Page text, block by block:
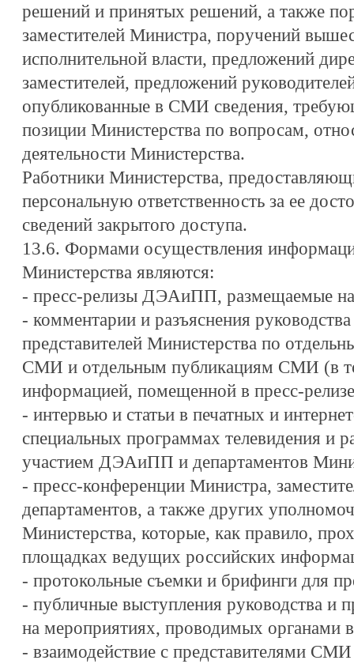
решений и принятых решений, а также
заместителей Министра, поручений
исполнительной власти, предложений
заместителей, предложений
опубликованные в СМИ сведения,
позиции Министерства по вопросам,
деятельности Министерства.
Работники Министерства,
персональную ответственность за ее
сведений закрытого доступа.
13.6. Формами осуществления
Министерства являются:
- пресс-релизы ДЭАиПП, размещаемые на
- комментарии и разъяснения
представителей Министерства по
СМИ и отдельным публикациям СМИ (в
информацией, помещенной в пресс-
- интервью и статьи в печатных и
специальных программах телевидения и
участием ДЭАиПП и департаментов
- пресс-конференции Министра,
департаментов, а также других
Министерства, которые, как правило,
площадках ведущих российских
- протокольные съемки и брифинги для
- публичные выступления руководства и
на мероприятиях, проводимых органами
- взаимодействие с представителями